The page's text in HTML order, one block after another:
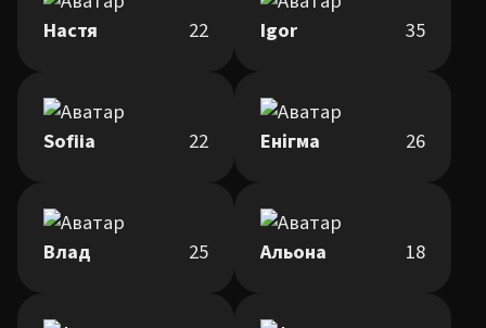
Настя 22 Igor 35
Sofiia 22 Енігма 26
Влад 25 Альона 18